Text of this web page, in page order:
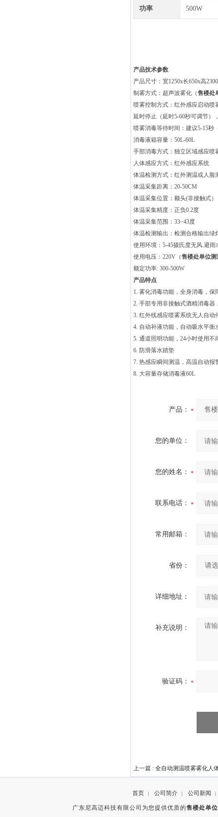
功率 500W
产品技术参数
产品尺寸：宽1250x长650x高
制雾方式：超声波雾化（售楼处
喷雾控制方式：红外感应启动喷
延时停止（延时5-60秒可调节）
喷雾消毒等待时间：建议5-15秒
消毒液箱容量：50L-60L
手部消毒方式：独立区域感应喷
人体感应方式：红外感应系统
体温检测方式：红外测温或人脸
体温采集距离：20-50CM
体温采集位置：额头(非接触式）
体温采集精度：正负0.2度
体温采集范围：33~43度
体温检测输出：检测合格输出绿
使用环境：5-45摄氏度无风.避
使用电压：220V（售楼处单位
额定功率: 300-500W
产品特点
1. 雾化消毒功能， 全身消毒，保
2. 手部专用非接触式酒精消毒器
3. 红外线感应喷雾系统无人自动
4. 自动补液功能，自动吸水平衡
5. 通道照明功能，24小时使用不
6. 防滑落水踏垫
7. 热感应瞬间测温，高温自动报
8. 大容量存储消毒液60L
产品：
您的单位：
您的姓名：
联系电话：
常用邮箱：
省份：
详细地址：
补充说明：
验证码：
上一篇 : 全自动测温喷雾雾化人
首页 | 公司简介 | 公司新闻 |
广东尼高迈科技有限公司为您提供优质的售楼处单